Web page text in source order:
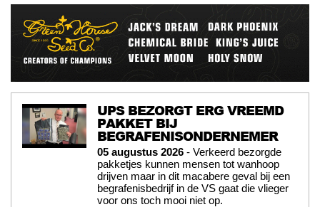
UPS BEZORGT ERG VREEMD
PAKKET BIJ
BEGRAFENISONDERNEMER
05 augustus 2026 - Verkeerd bezorgde
pakketjes kunnen mensen tot wanhoop
drijven maar in dit macabere geval bij een
begrafenisbedrijf in de VS gaat die vlieger
voor ons toch mooi niet op.